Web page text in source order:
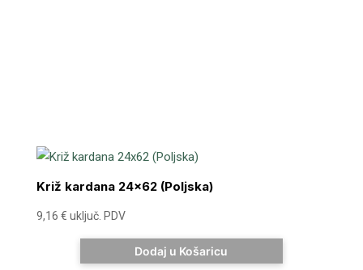
Križ kardana 24×62 (Poljska)
9,16 € uključ. PDV
Dodaj u Košaricu